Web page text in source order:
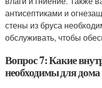
антисептиками и
стены из бруса
обслуживать, чтобы
Вопрос 7: Какие
необходимы для дома